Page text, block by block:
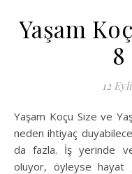
Yaşam
12
Yaşam Koçu Size ve Yaşamınıza Ne Katar? Yaşam Koçu’na
neden ihtiyaç
da fazla. İş yerinde ve
oluyor, öyleyse hayat